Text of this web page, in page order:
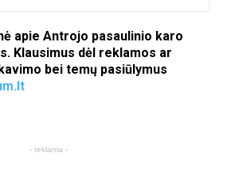
apie Antrojo pasaulinio karo
Klausimus dėl reklamos ar
bei temų pasiūlymus
- reklama -